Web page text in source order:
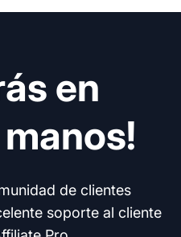
en
de clientes
soporte al cliente